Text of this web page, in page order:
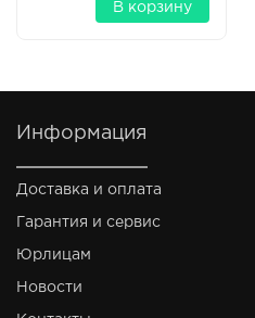
В корзину
Информация
Доставка и оплата
Гарантия и сервис
Юрлицам
Новости